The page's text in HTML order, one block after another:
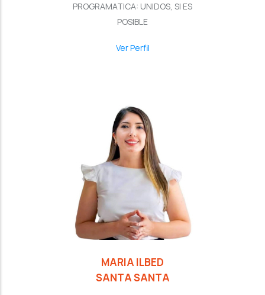
PROGRAMATICA: UNIDOS, SI ES
POSIBLE
Ver Perfil
MARIA ILBED
SANTA SANTA